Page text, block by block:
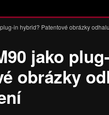
in hybrid? Patentové obrázky
jako
obrázky